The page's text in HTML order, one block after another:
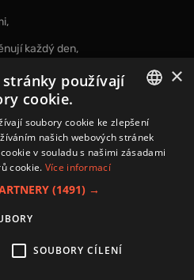
každý den,
svůj souhlas spodmínkami
CZECH
×
používají
cookie.
soubory cookie ke zlepšení
našich webových stránek
v souladu s našimi zásadami
cookie. Více informací
(1491) →
SOUBORY CÍLENÍ